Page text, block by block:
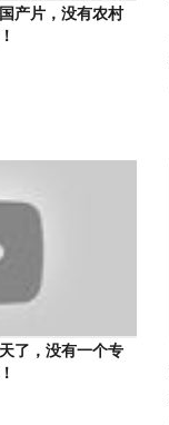
产片，没有农村
了，没有一个专